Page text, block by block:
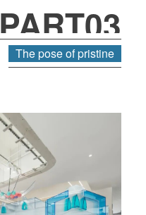
PART03
The pose of pristine